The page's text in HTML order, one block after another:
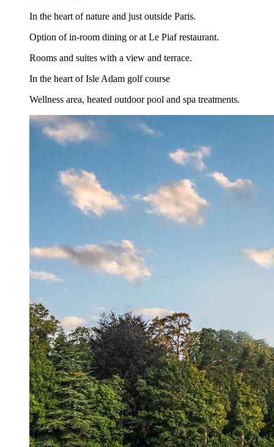
In the heart of nature and just outside Paris.
Option of in-room dining or at Le Piaf restaurant.
Rooms and suites with a view and terrace.
In the heart of Isle Adam golf course
Wellness area, heated outdoor pool and spa treatments.